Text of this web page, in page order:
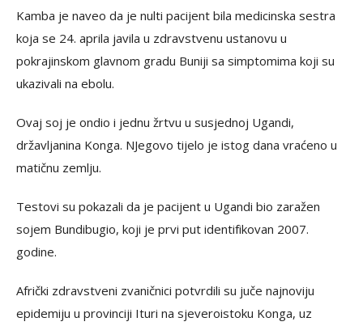
Kamba je naveo da je nulti pacijent bila medicinska sestra
koja se 24. aprila javila u zdravstvenu ustanovu u
pokrajinskom glavnom gradu Buniji sa simptomima koji su
ukazivali na ebolu.
Ovaj soj je ondio i jednu žrtvu u susjednoj Ugandi,
državljanina Konga. NJegovo tijelo je istog dana vraćeno u
matičnu zemlju.
Testovi su pokazali da je pacijent u Ugandi bio zaražen
sojem Bundibugio, koji je prvi put identifikovan 2007.
godine.
Afrički zdravstveni zvaničnici potvrdili su juče najnoviju
epidemiju u provinciji Ituri na sjeveroistoku Konga, uz